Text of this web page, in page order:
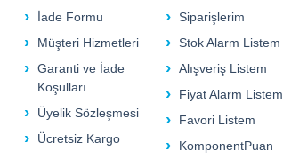
İade Formu
Müşteri Hizmetleri
Garanti ve İade
Koşulları
Üyelik Sözleşmesi
Ücretsiz Kargo
Siparişlerim
Stok Alarm Listem
Alışveriş Listem
Fiyat Alarm Listem
Favori Listem
KomponentPuan